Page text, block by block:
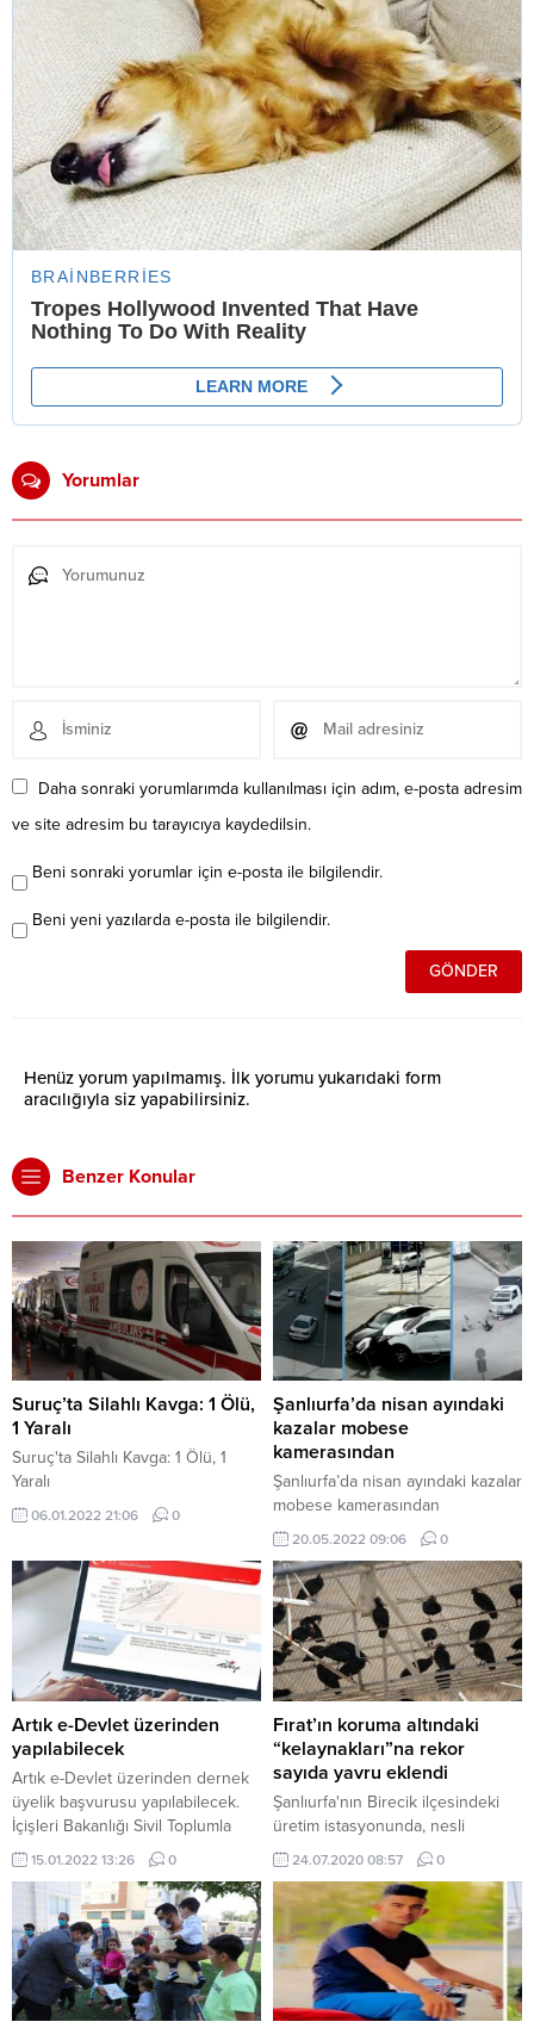
Yorumlar
Daha sonraki yorumlarımda kullanılması için adım, e-posta adresim
ve site adresim bu tarayıcıya kaydedilsin.
Beni sonraki yorumlar için e-posta ile bilgilendir.
Beni yeni yazılarda e-posta ile bilgilendir.
Henüz yorum yapılmamış. İlk yorumu yukarıdaki form
aracılığıyla siz yapabilirsiniz.
Benzer Konular
Suruç’ta Silahlı Kavga: 1 Ölü,
1 Yaralı
Suruç'ta Silahlı Kavga: 1 Ölü, 1
Yaralı
06.01.2022 21:06 0
Şanlıurfa’da nisan ayındaki
kazalar mobese
kamerasından
Şanlıurfa’da nisan ayındaki kazalar
mobese kamerasından
20.05.2022 09:06 0
Artık e-Devlet üzerinden
yapılabilecek
Artık e-Devlet üzerinden dernek
üyelik başvurusu yapılabilecek.
İçişleri Bakanlığı Sivil Toplumla
İlişkiler Genel Müdürlüğü sosyal
medya hesabından yapılan
paylaşımda, derneklere üye
olmanın artık daha kolay
olduğunu belirtildi. e-Devlet
üzerinden ‘Dernek Üyelik
Başvurusu’ hizmetinin kullanıma
açıldığı ifade edilirken, “Güçlü Sivil
15.01.2022 13:26 0
Fırat’ın koruma altındaki
“kelaynakları”na rekor
sayıda yavru eklendi
Şanlıurfa'nın Birecik ilçesindeki
üretim istasyonunda, nesli
tükenme tehlikesi altında
olduğundan koruma altında
bulunan kelaynaklara bu yıl 68
yavru eklendi.
24.07.2020 08:57 0